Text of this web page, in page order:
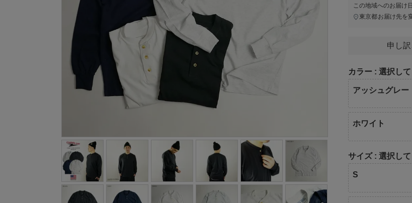
この地域へのお届け
東京都お届け先を
申し
カラー 選択し
アッシュグレー
ホワイト
サイズ 選択し
S